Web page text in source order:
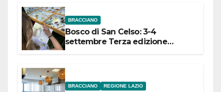
BRACCIANO
Bosco di San Celso: 3-4
settembre Terza edizione
BRACCIANO REGIONE LAZIO